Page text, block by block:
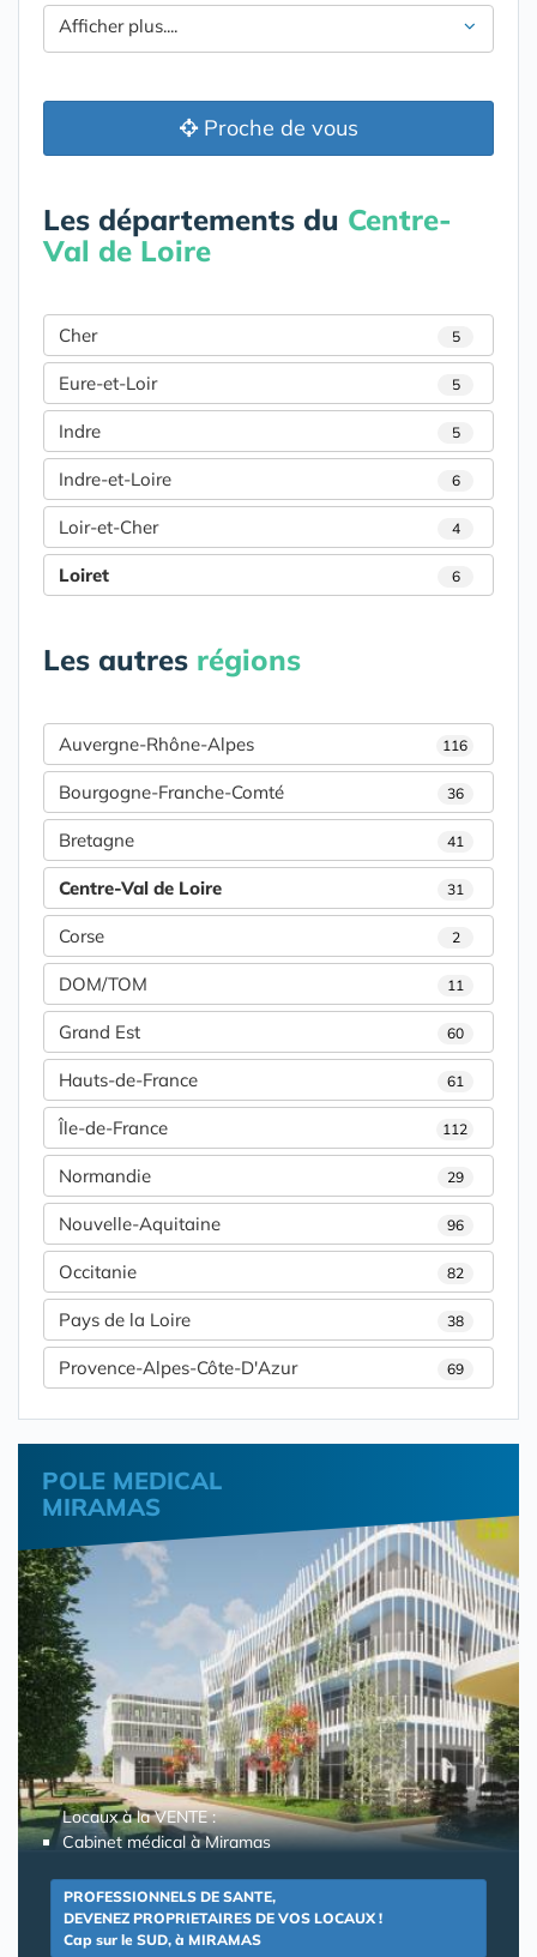
Afficher plus....
Proche de vous
Les départements du Centre-
Val de Loire
Cher 5
Eure-et-Loir 5
Indre 5
Indre-et-Loire 6
Loir-et-Cher 4
Loiret 6
Les autres régions
Auvergne-Rhône-Alpes 116
Bourgogne-Franche-Comté 36
Bretagne 41
Centre-Val de Loire 31
Corse 2
DOM/TOM 11
Grand Est 60
Hauts-de-France 61
Île-de-France 112
Normandie 29
Nouvelle-Aquitaine 96
Occitanie 82
Pays de la Loire 38
Provence-Alpes-Côte-D'Azur 69
POLE MEDICAL
MIRAMAS
Locaux à la VENTE :
Cabinet médical à Miramas
PROFESSIONNELS DE SANTE,
DEVENEZ PROPRIETAIRES DE VOS LOCAUX !
Cap sur le SUD, à MIRAMAS